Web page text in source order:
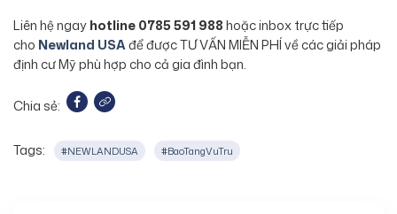
Liên hệ ngayhotline 0785 591 988hoặc inbox trực tiếp
cho Newland USAđể được TƯ VẤN MIỄN PHÍ về các giải pháp
định cư Mỹ phù hợp cho cả gia đình bạn.
Chia sẻ:
Tags: #NEWLANDUSA #BaoTangVuTru